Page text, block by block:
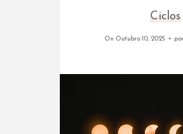
Ciclos
On Outubro 10, 2025 por